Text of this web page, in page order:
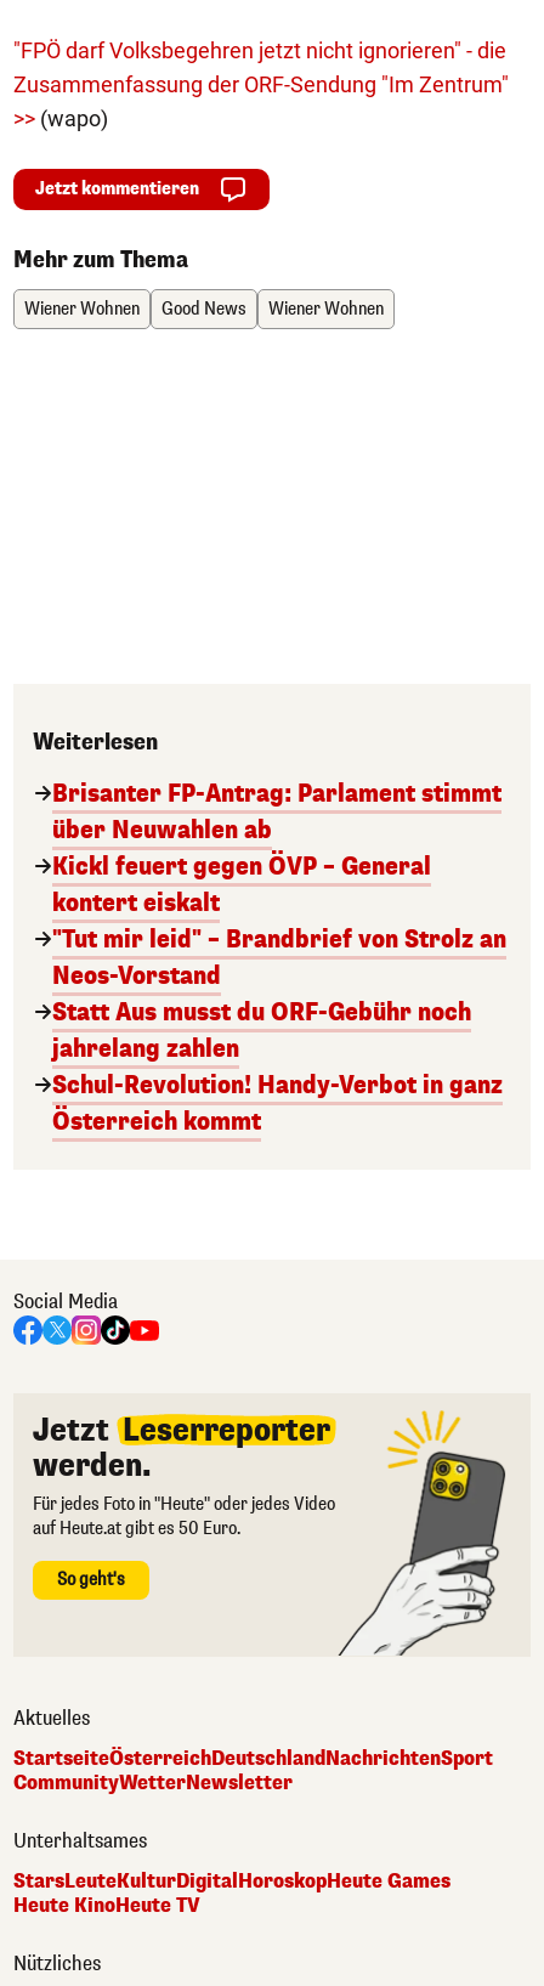
"FPÖ darf Volksbegehren jetzt nicht ignorieren" - die
Zusammenfassung der ORF-Sendung "Im Zentrum"
>> (wapo)
Jetzt kommentieren
Mehr zum Thema
Wiener Wohnen Good News Wiener Wohnen
Weiterlesen
Brisanter FP-Antrag: Parlament stimmt
über Neuwahlen ab
Kickl feuert gegen ÖVP – General
kontert eiskalt
"Tut mir leid" – Brandbrief von Strolz an
Neos-Vorstand
Statt Aus musst du ORF-Gebühr noch
jahrelang zahlen
Schul-Revolution! Handy-Verbot in ganz
Österreich kommt
Social Media
Jetzt Leserreporter
werden.
Für jedes Foto in "Heute" oder jedes Video
auf Heute.at gibt es 50 Euro.
So geht's
Aktuelles
StartseiteÖsterreichDeutschlandNachrichtenSport
CommunityWetterNewsletter
Unterhaltsames
StarsLeuteKulturDigitalHoroskopHeute Games
Heute KinoHeute TV
Nützliches